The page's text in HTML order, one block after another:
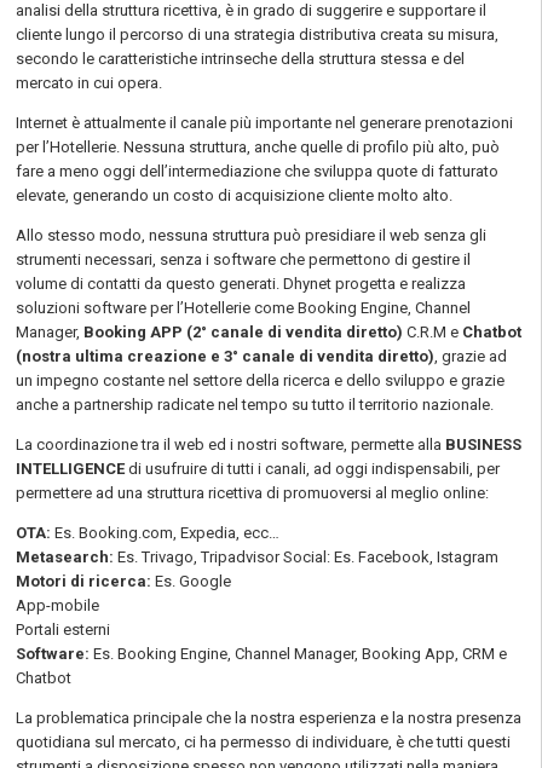
analisi della struttura ricettiva, è in grado di suggerire e supportare il
cliente lungo il percorso di una strategia distributiva creata su misura,
secondo le caratteristiche intrinseche della struttura stessa e del
mercato in cui opera.
Internet è attualmente il canale più importante nel generare prenotazioni
per l’Hotellerie. Nessuna struttura, anche quelle di profilo più alto, può
fare a meno oggi dell’intermediazione che sviluppa quote di fatturato
elevate, generando un costo di acquisizione cliente molto alto.
Allo stesso modo, nessuna struttura può presidiare il web senza gli
strumenti necessari, senza i software che permettono di gestire il
volume di contatti da questo generati. Dhynet progetta e realizza
soluzioni software per l’Hotellerie come Booking Engine, Channel
Manager, Booking APP (2° canale di vendita diretto) C.R.M e Chatbot
(nostra ultima creazione e 3° canale di vendita diretto), grazie ad
un impegno costante nel settore della ricerca e dello sviluppo e grazie
anche a partnership radicate nel tempo su tutto il territorio nazionale.
La coordinazione tra il web ed i nostri software, permette alla BUSINESS
INTELLIGENCEdi usufruire di tutti i canali, ad oggi indispensabili, per
permettere ad una struttura ricettiva di promuoversi al meglio online:
OTA: Es. Booking.com, Expedia, ecc…
Metasearch: Es. Trivago, Tripadvisor Social: Es. Facebook, Istagram
Motori di ricerca: Es. Google
App-mobile
Portali esterni
Software: Es. Booking Engine, Channel Manager, Booking App, CRM e
Chatbot
La problematica principale che la nostra esperienza e la nostra presenza
quotidiana sul mercato, ci ha permesso di individuare, è che tutti questi